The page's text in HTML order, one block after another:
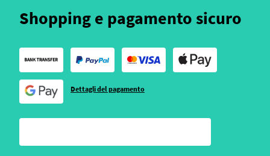
Shopping e pagamento sicuro
Dettagli del pagamento